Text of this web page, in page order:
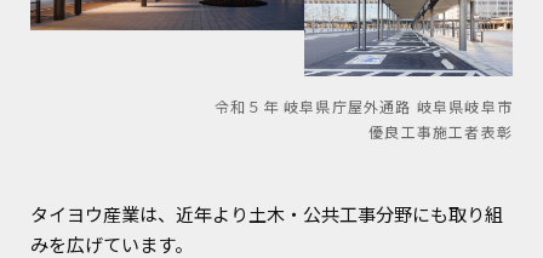
令和５年 岐阜県庁屋外通路 岐阜県岐阜市
優良工事施工者表彰
タイヨウ産業は、近年より土木・公共工事分野にも取り組
みを広げています。